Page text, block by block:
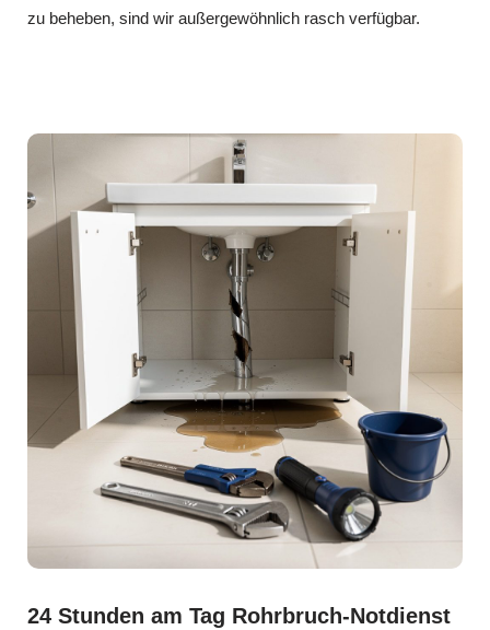
zu beheben, sind wir außergewöhnlich rasch verfügbar.
24 Stunden am Tag Rohrbruch-Notdienst